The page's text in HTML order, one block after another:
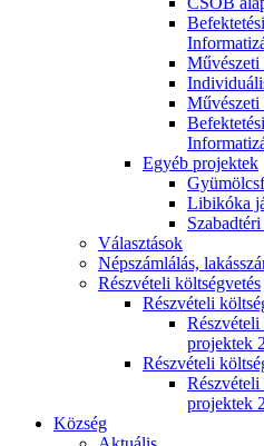
Művészeti
Művészeti
Egyéb projektek
Libikóka
Választások
Népszámlálás,
Részvételi költségvetés
Részvételi
Részvételi
projektek
Részvételi
Részvételi
projektek
Község